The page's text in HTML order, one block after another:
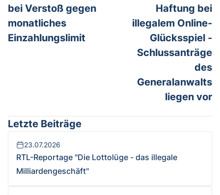
bei Verstoß gegen
monatliches
Einzahlungslimit
Haftung bei
illegalem Online-
Glücksspiel -
Schlussanträge
des
Generalanwalts
liegen vor
Letzte Beiträge
23.07.2026
RTL-Reportage "Die Lottolüge - das illegale
Milliardengeschäft"